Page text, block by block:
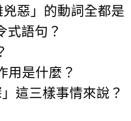
惡」的動詞全都是
語句？
用是什麼？
這三樣事情來說？